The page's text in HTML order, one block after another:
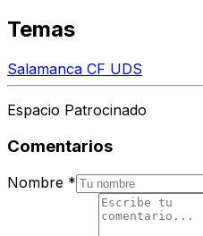
Temas
Salamanca CF UDS
Espacio Patrocinado
Comentarios
Nombre *